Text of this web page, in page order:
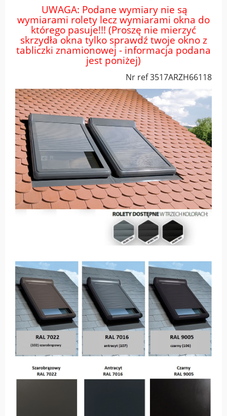
UWAGA: Podane wymiary nie są
wymiarami rolety lecz wymiarami okna do
którego pasuje!!! (Proszę nie mierzyć
skrzydła okna tylko sprawdź twoje okno z
tabliczki znamionowej - informacja podana
jest poniżej)
Nr ref 3517ARZH66118